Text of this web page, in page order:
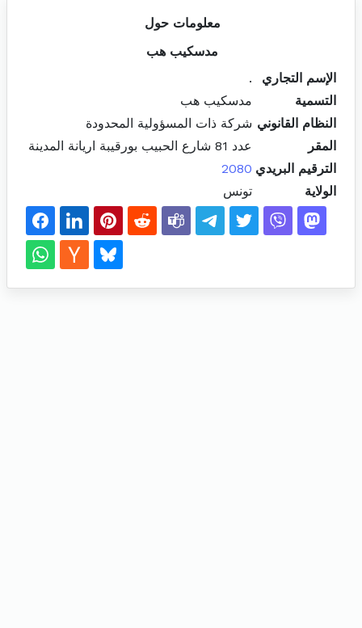
معلومات حول
مدسكيب هب
الإسم التجاري
.
التسمية
مدسكيب هب
النظام القانوني شركة ذات المسؤولية المحدودة
المقر
عدد 81 شارع الحبيب بورقيبة اريانة المدينة
الترقيم البريدي 2080
الولاية
تونس